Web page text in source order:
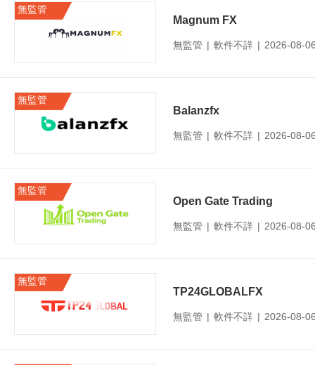
無監管
Magnum FX
無監管 | 軟件不詳 | 2026-08-
無監管
Balanzfx
無監管 | 軟件不詳 | 2026-08-
無監管
Open Gate Trading
無監管 | 軟件不詳 | 2026-08-
無監管
TP24GLOBALFX
無監管 | 軟件不詳 | 2026-08-